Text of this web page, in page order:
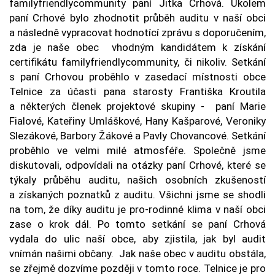
familyfriendlycommunity paní Jitka Crhová. Úkolem
paní Crhové bylo zhodnotit průběh auditu v naší obci
a následně vypracovat hodnotící zprávu s doporučením,
zda je naše obec vhodným kandidátem k získání
certifikátu familyfriendlycommunity, či nikoliv. Setkání
s paní Crhovou proběhlo v zasedací místnosti obce
Telnice za účasti pana starosty Františka Kroutila
a některých členek projektové skupiny - paní Marie
Fialové, Kateřiny Umláškové, Hany Kašparové, Veroniky
Slezákové, Barbory Žákové a Pavly Chovancové. Setkání
proběhlo ve velmi milé atmosféře. Společně jsme
diskutovali, odpovídali na otázky paní Crhové, které se
týkaly průběhu auditu, našich osobních zkušeností
a získaných poznatků z auditu. Všichni jsme se shodli
na tom, že díky auditu je pro-rodinné klima v naší obci
zase o krok dál. Po tomto setkání se paní Crhová
vydala do ulic naší obce, aby zjistila, jak byl audit
vnímán našimi občany. Jak naše obec v auditu obstála,
se zřejmě dozvíme později v tomto roce. Telnice je pro